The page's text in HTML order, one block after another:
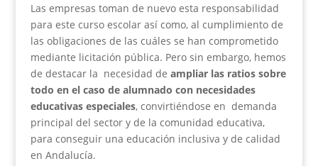
Las empresas toman de nuevo esta responsabilidad
para este curso escolar así como, al cumplimiento de
las obligaciones de las cuáles se han comprometido
mediante licitación pública. Pero sin embargo, hemos
de destacar la necesidad de ampliar las ratios sobre
todo en el caso de alumnado con necesidades
educativas especiales, convirtiéndose en demanda
principal del sector y de la comunidad educativa,
para conseguir una educación inclusiva y de calidad
en Andalucía.